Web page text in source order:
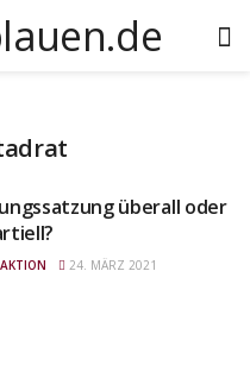
überall oder
24. MÄRZ 2021